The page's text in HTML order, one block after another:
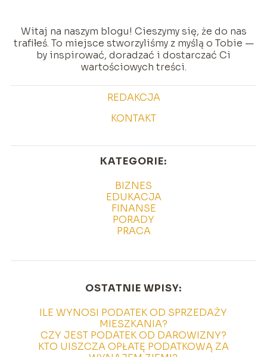
Witaj na naszym blogu! Cieszymy się, że do nas
trafiłeś. To miejsce stworzyliśmy z myślą o Tobie —
by inspirować, doradzać i dostarczać Ci
wartościowych treści.
REDAKCJA
KONTAKT
KATEGORIE:
BIZNES
EDUKACJA
FINANSE
PORADY
PRACA
OSTATNIE WPISY:
ILE WYNOSI PODATEK OD SPRZEDAŻY
MIESZKANIA?
CZY JEST PODATEK OD DAROWIZNY?
KTO UISZCZA OPŁATĘ PODATKOWĄ ZA